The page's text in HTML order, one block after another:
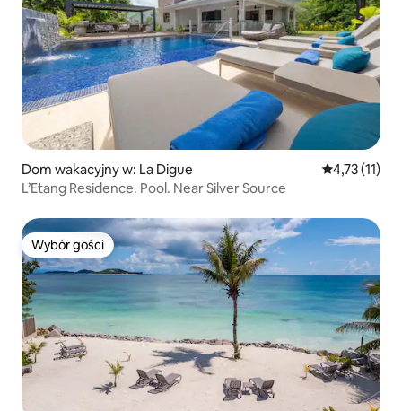
Dom wakacyjny w: La Digue Średnia
4,73 (11)
L’Etang Residence. Pool. Near Silver Source
Wybór gości
Wybór gości